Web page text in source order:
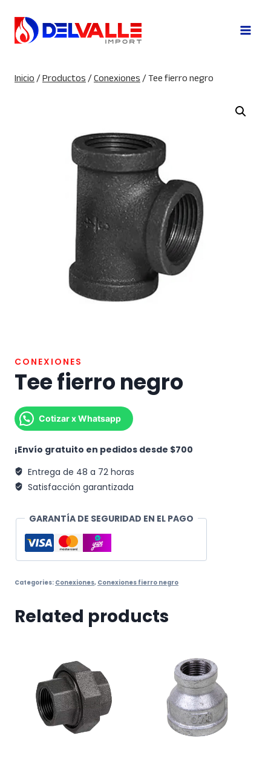
contenido
Inicio/Productos/Conexiones/Tee fierro negro
CONEXIONES
Tee fierro negro
Cotizar x Whatsapp
¡Envío gratuito en pedidos desde $700
Entrega de 48 a 72 horas
Satisfacción garantizada
GARANTÍA DE SEGURIDAD EN EL PAGO
Categories: Conexiones, Conexiones fierro negro
Related products